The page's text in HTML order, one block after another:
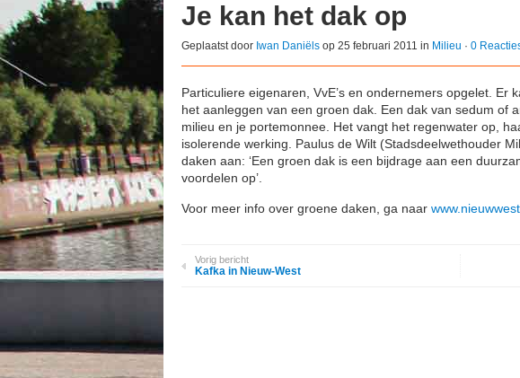
Je kan het dak op
Geplaatst door Iwan Daniëls op 25 februari 2011 in Milieu · 0
Particuliere eigenaren, VvE’s en ondernemers opgelet. Er
het aanleggen van een groen dak. Een dak van sedum of
milieu en je portemonnee. Het vangt het regenwater op,
isolerende werking. Paulus de Wilt (Stadsdeelwethouder
daken aan: ‘Een groen dak is een bijdrage aan een
voordelen op’.
Voor meer info over groene daken, ga naar
Vorig bericht
Kafka in Nieuw-West